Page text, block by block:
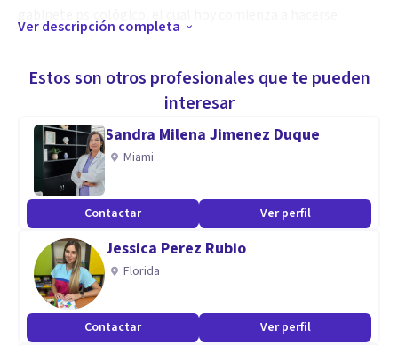
Actualmente, la atención psicológica que realizo es tanto
presencial como a domicilio y online, y entre los servicios
que ofrezco destaco: La intervención familiar, de pareja e
individual (niños/as, adolescentes y adultos), pérdidas y
duelo, trauma, adicciones, enfermedades crónicas y raras,
intervención social y comunitaria, intervención en crisis,
catástrofes y emergencias, situaciones de violencia y
violencia de género, atención centrada en la persona,
atención a personas dependientes, con autismo y diversidad
funcional.
Ver descripción completa
Estos son otros profesionales que te pueden
interesar
Sandra Milena Jimenez Duque
Miami
Contactar Ver perfil
Jessica Perez Rubio
Florida
Contactar Ver perfil